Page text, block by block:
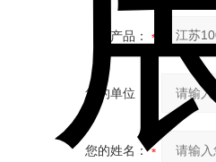
产品：
您的单位：
您的姓名：